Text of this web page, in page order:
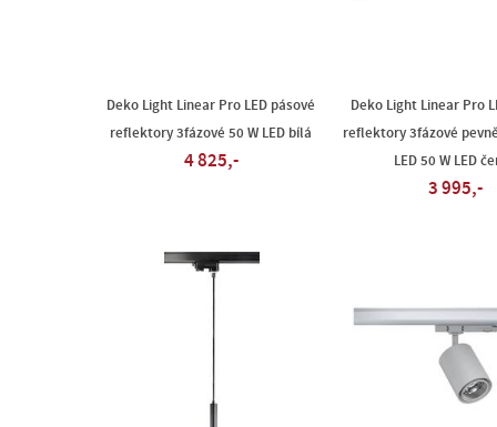
Deko Light Linear Pro LED pásové
reflektory 3fázové 50 W LED bílá
4 825,-
Deko Light Linear Pro
reflektory 3fázové
LED 50 W LED
3 995,-